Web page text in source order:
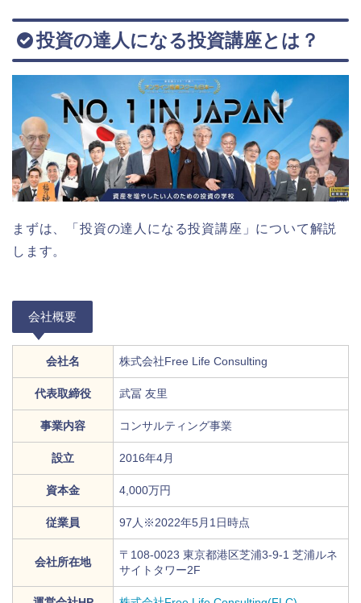
投資の達人になる投資講座とは？
まずは、「投資の達人になる投資講座」について解説
します。
会社概要
会社名 株式会社Free Life Consulting
代表取締役 武冨 友里
事業内容 コンサルティング事業
設立 2016年4月
資本金 4,000万円
従業員 97人※2022年5月1日時点
会社所在地
〒108-0023 東京都港区芝浦3-9-1 芝浦ルネ
サイトタワー2F